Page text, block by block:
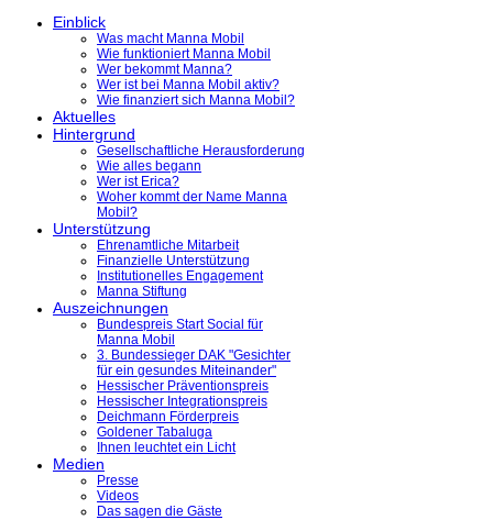
Einblick
Was macht Manna Mobil
Wie funktioniert Manna Mobil
Wer bekommt Manna?
Wer ist bei Manna Mobil aktiv?
Wie finanziert sich Manna Mobil?
Aktuelles
Hintergrund
Gesellschaftliche Herausforderung
Wie alles begann
Wer ist Erica?
Woher kommt der Name Manna
Mobil?
Unterstützung
Ehrenamtliche Mitarbeit
Finanzielle Unterstützung
Institutionelles Engagement
Manna Stiftung
Auszeichnungen
Bundespreis Start Social für
Manna Mobil
3. Bundessieger DAK "Gesichter
für ein gesundes Miteinander"
Hessischer Präventionspreis
Hessischer Integrationspreis
Deichmann Förderpreis
Goldener Tabaluga
Ihnen leuchtet ein Licht
Medien
Presse
Videos
Das sagen die Gäste